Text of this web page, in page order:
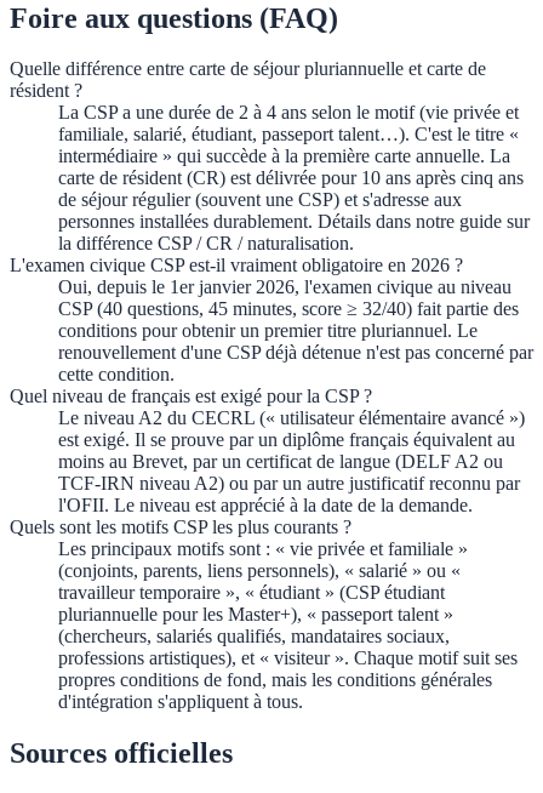
Foire aux questions (FAQ)
Quelle différence entre carte de séjour pluriannuelle et carte de
résident ?
La CSP a une durée de 2 à 4 ans selon le motif (vie privée et
familiale, salarié, étudiant, passeport talent…). C'est le titre «
intermédiaire » qui succède à la première carte annuelle. La
carte de résident (CR) est délivrée pour 10 ans après cinq ans
de séjour régulier (souvent une CSP) et s'adresse aux
personnes installées durablement. Détails dans notre guide sur
la différence CSP / CR / naturalisation.
L'examen civique CSP est-il vraiment obligatoire en 2026 ?
Oui, depuis le 1er janvier 2026, l'examen civique au niveau
CSP (40 questions, 45 minutes, score ≥ 32/40) fait partie des
conditions pour obtenir un premier titre pluriannuel. Le
renouvellement d'une CSP déjà détenue n'est pas concerné par
cette condition.
Quel niveau de français est exigé pour la CSP ?
Le niveau A2 du CECRL (« utilisateur élémentaire avancé »)
est exigé. Il se prouve par un diplôme français équivalent au
moins au Brevet, par un certificat de langue (DELF A2 ou
TCF-IRN niveau A2) ou par un autre justificatif reconnu par
l'OFII. Le niveau est apprécié à la date de la demande.
Quels sont les motifs CSP les plus courants ?
Les principaux motifs sont : « vie privée et familiale »
(conjoints, parents, liens personnels), « salarié » ou «
travailleur temporaire », « étudiant » (CSP étudiant
pluriannuelle pour les Master+), « passeport talent »
(chercheurs, salariés qualifiés, mandataires sociaux,
professions artistiques), et « visiteur ». Chaque motif suit ses
propres conditions de fond, mais les conditions générales
d'intégration s'appliquent à tous.
Sources officielles